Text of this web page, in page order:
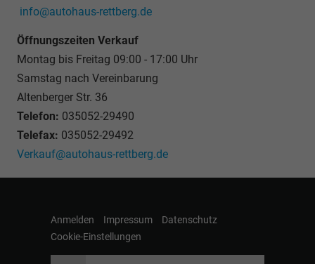
info@autohaus-rettberg.de
Öffnungszeiten Verkauf
Montag bis Freitag 09:00 - 17:00 Uhr
Samstag nach Vereinbarung
Altenberger Str. 36
Telefon: 035052-29490
Telefax: 035052-29492
Verkauf@autohaus-rettberg.de
Anmelden Impressum
Datenschutz
Cookie-Einstellungen